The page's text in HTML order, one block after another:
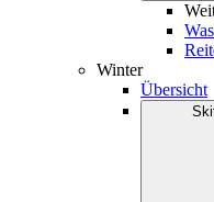
Winter
Übersicht